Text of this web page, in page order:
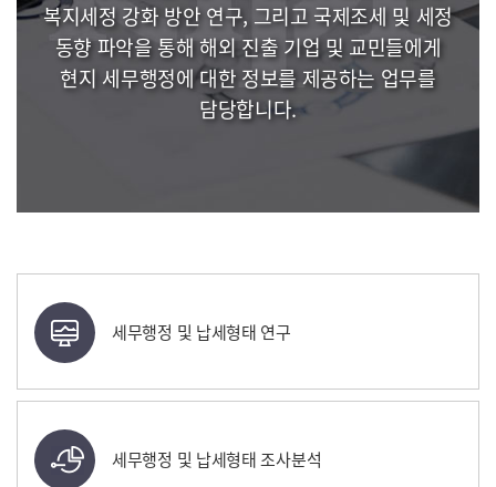
복지세정 강화 방안 연구, 그리고 국제조세 및 세정
동향 파악을 통해 해외 진출 기업 및 교민들에게
현지 세무행정에 대한 정보를 제공하는 업무를
담당합니다.
세무행정 및 납세형태 연구
세무행정 및 납세형태 조사분석